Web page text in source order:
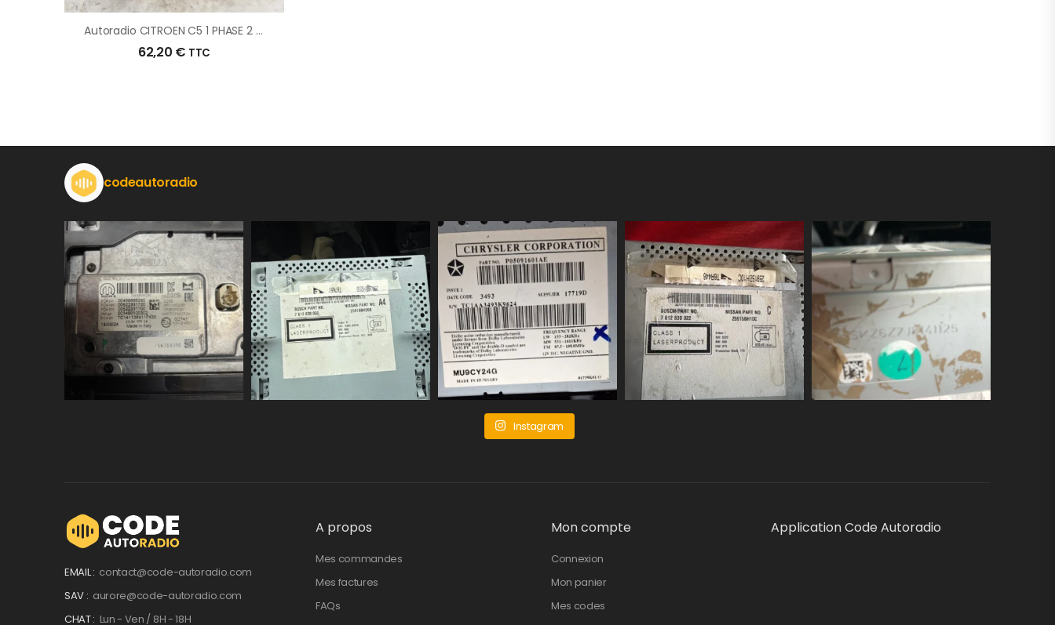
Autoradio CITROEN C5 1 PHASE 2 D’origine – 2006 – Occasion
62,20 € TTC
codeautoradio
Instagram
EMAIL : contact@code-autoradio.com
SAV : aurore@code-autoradio.com
CHAT : Lun - Ven / 8H - 18H
A propos
Mes commandes
Mes factures
FAQs
Mon compte
Connexion
Mon panier
Mes codes
Application Code Autoradio